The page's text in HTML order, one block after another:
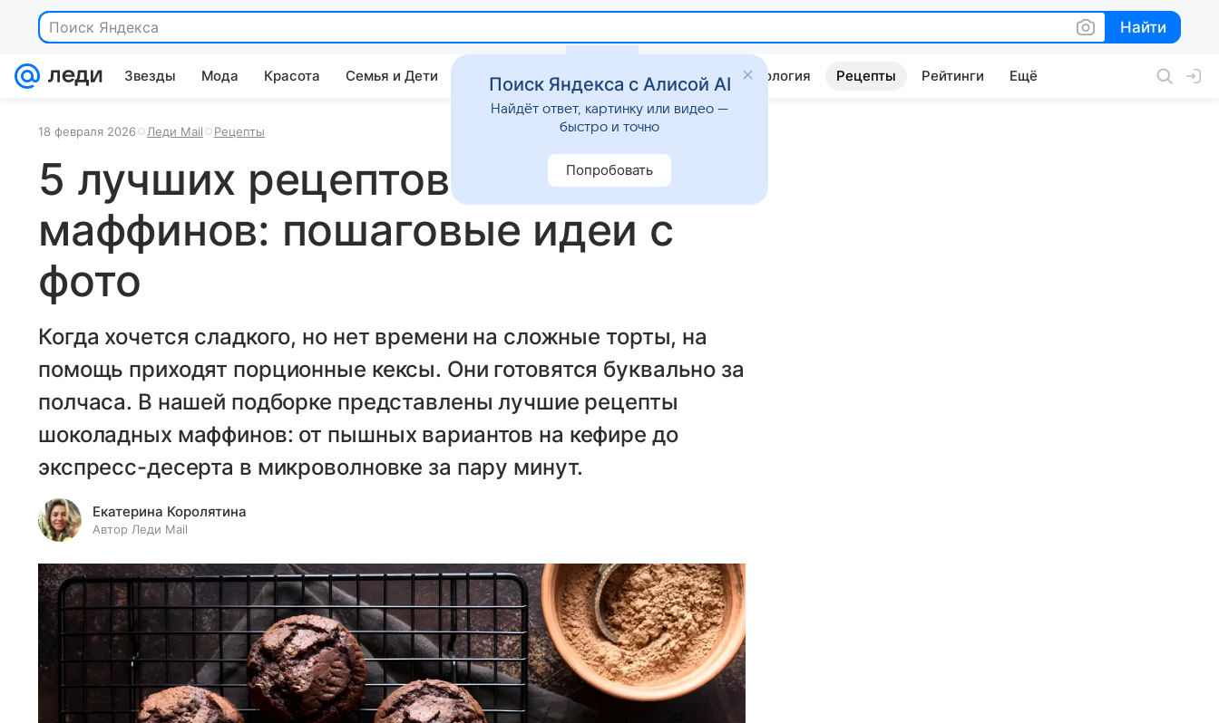
Поиск Яндекса Найти
Найти
Звезды Мода Красота Семья и Дети Дом Гороскопы Стиль жизни Психология Рецепты Рейтинги Ещё
18 февраля 2026 Леди Mail Рецепты
5 лучших рецептов шоколадных
маффинов: пошаговые идеи с
фото
Когда хочется сладкого, но нет времени на сложные торты, на
помощь приходят порционные кексы. Они готовятся буквально за
полчаса. В нашей подборке представлены лучшие рецепты
шоколадных маффинов: от пышных вариантов на кефире до
экспресс-десерта в микроволновке за пару минут.
Екатерина Королятина
Автор Леди Mail
Поиск Яндекса с Алисой AI
Найдёт ответ, картинку или видео —
быстро и точно
Попробовать